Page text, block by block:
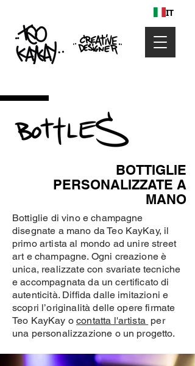
BOTTIGLIE
PERSONALIZZATE A
MANO
Bottiglie di vino e champagne
disegnate a mano da Teo KayKay, il
primo artista al mondo ad unire street
art e champagne. Ogni creazione è
unica, realizzate con svariate tecniche
e accompagnata da un certificato di
autenticità. Diffida dalle imitazioni e
scopri l’originalità delle opere firmate
Teo KayKay ocontatta l'artista per
una personalizzazione o un progetto.
IT